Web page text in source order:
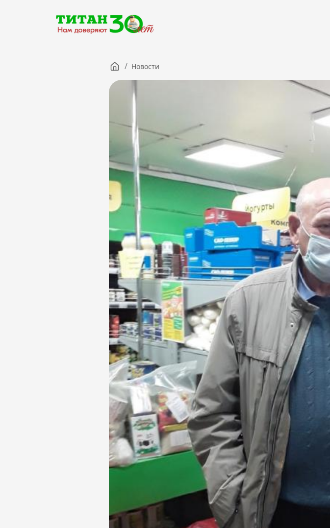
Версия для слабовидящих
8 (3012) 411-099
/ Новости